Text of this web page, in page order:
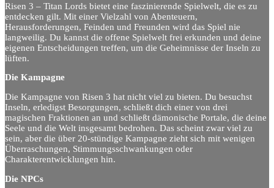
Risen 3 – Titan Lords bietet eine faszinierende Spielwelt, die es zu
entdecken gilt. Mit einer Vielzahl von Abenteuern,
Herausforderungen, Feinden und Freunden wird das Spiel nie
langweilig. Du kannst die offene Spielwelt frei erkunden und deine
eigenen Entscheidungen treffen, um die Geheimnisse der Inseln zu
lüften.
Die Kampagne
Die Kampagne von Risen 3 hat nicht viel zu bieten. Du besuchst
Inseln, erledigst Besorgungen, schließt dich einer von drei
magischen Fraktionen an und schließt dämonische Portale, die deine
Seele und die Welt insgesamt bedrohen. Das scheint zwar viel zu
sein, aber die über 20-stündige Kampagne zieht sich mit wenigen
Überraschungen, Stimmungsschwankungen oder
Charakterentwicklungen hin.
Die NPCs